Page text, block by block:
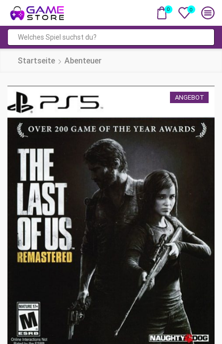
0 0
Startseite Abenteuer
ANGEBOT